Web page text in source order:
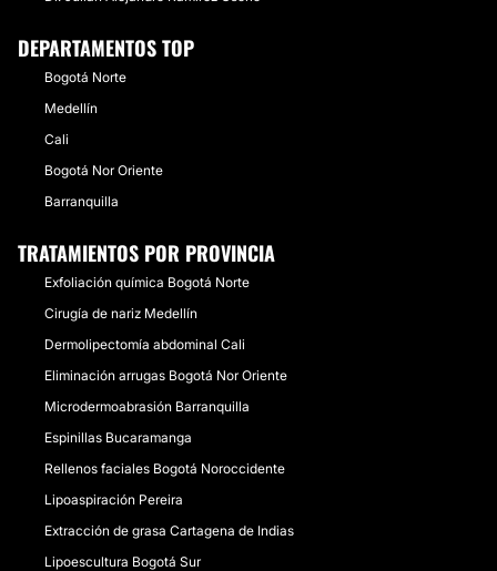
DEPARTAMENTOS TOP
Bogotá Norte
Medellín
Cali
Bogotá Nor Oriente
Barranquilla
TRATAMIENTOS POR PROVINCIA
Exfoliación química Bogotá Norte
Cirugía de nariz Medellín
Dermolipectomía abdominal Cali
Eliminación arrugas Bogotá Nor Oriente
Microdermoabrasión Barranquilla
Espinillas Bucaramanga
Rellenos faciales Bogotá Noroccidente
Lipoaspiración Pereira
Extracción de grasa Cartagena de Indias
Lipoescultura Bogotá Sur